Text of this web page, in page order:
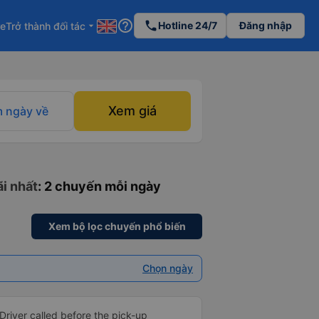
Trở thành đối tác arrow_drop_down help_outline phoneHotline 24/7 Đăng nhập
ngày về Xem giá
nhất: 2 chuyến mỗi ngày
Xem bộ lọc chuyến phổ biến
Chọn ngày
called before the pick-up